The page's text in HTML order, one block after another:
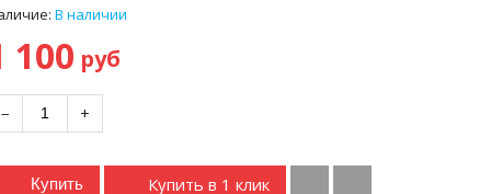
В наличии
100 руб
− +
Купить Купить в 1 клик